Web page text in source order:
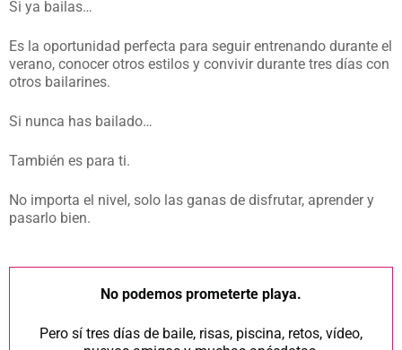
Si ya bailas…
Es la oportunidad perfecta para seguir entrenando durante el
verano, conocer otros estilos y convivir durante tres días con
otros bailarines.
Si nunca has bailado…
También es para ti.
No importa el nivel, solo las ganas de disfrutar, aprender y
pasarlo bien.
No podemos prometerte playa.
Pero sí tres días de baile, risas, piscina, retos, vídeo,